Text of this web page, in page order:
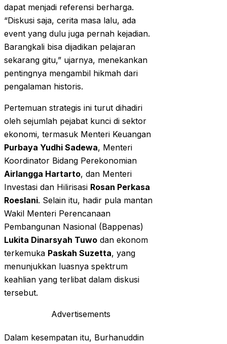
dapat menjadi referensi berharga.
“Diskusi saja, cerita masa lalu, ada
event yang dulu juga pernah kejadian.
Barangkali bisa dijadikan pelajaran
sekarang gitu,” ujarnya, menekankan
pentingnya mengambil hikmah dari
pengalaman historis.
Pertemuan strategis ini turut dihadiri
oleh sejumlah pejabat kunci di sektor
ekonomi, termasuk Menteri Keuangan
Purbaya Yudhi Sadewa, Menteri
Koordinator Bidang Perekonomian
Airlangga Hartarto, dan Menteri
Investasi dan Hilirisasi Rosan Perkasa
Roeslani. Selain itu, hadir pula mantan
Wakil Menteri Perencanaan
Pembangunan Nasional (Bappenas)
Lukita Dinarsyah Tuwo dan ekonom
terkemuka Paskah Suzetta, yang
menunjukkan luasnya spektrum
keahlian yang terlibat dalam diskusi
tersebut.
Advertisements
Dalam kesempatan itu, Burhanuddin